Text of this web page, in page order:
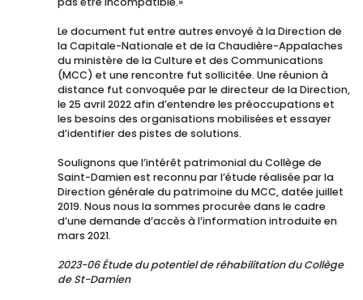
Le document fut entre autres envoyé à la Direction de
la Capitale-Nationale et de la Chaudière-Appalaches
du ministère de la Culture et des Communications
(MCC) et une rencontre fut sollicitée. Une réunion à
distance fut convoquée par le directeur de la Direction,
le 25 avril 2022 afin d’entendre les préoccupations et
les besoins des organisations mobilisées et essayer
d’identifier des pistes de solutions.
Soulignons que l’intérêt patrimonial du Collège de
Saint-Damien est reconnu par l’étude réalisée par la
Direction générale du patrimoine du MCC, datée juillet
2019. Nous nous la sommes procurée dans le cadre
d’une demande d’accès à l’information introduite en
mars 2021.
2023-06 Étude du potentiel de réhabilitation du Collège
de St-Damien